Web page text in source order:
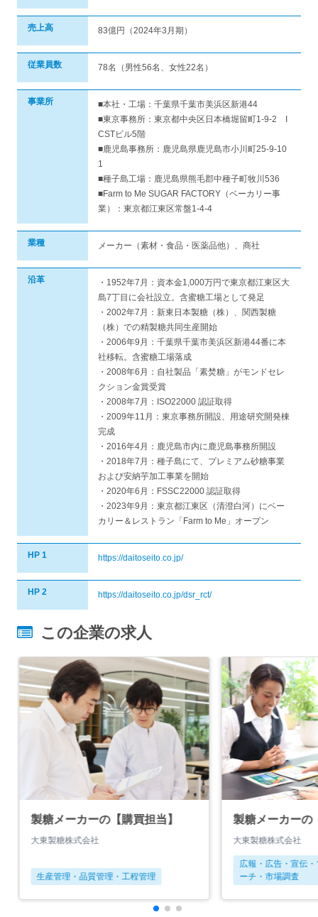
売上高 83億円（2024年3月期）
従業員数 78名（男性56名、女性22名）
事業所
■本社・工場：千葉県千葉市美浜区新港44
■東京事務所：東京都中央区日本橋堀留町1-9-2 I
CSTビル5階
■鹿児島事務所：鹿児島県鹿児島市小川町25-9-10
1
■種子島工場：鹿児島県熊毛郡中種子町牧川536
■Farm to Me SUGAR FACTORY（ベーカリー事
業）：東京都江東区常盤1-4-4
業種 メーカー（素材・食品・医薬品他）、商社
沿革
・1952年7月：資本金1,000万円で東京都江東区大
島7丁目に会社設立。含蜜糖工場として発足
・2002年7月：新東日本製糖（株）、関西製糖
（株）での精製糖共同生産開始
・2006年9月：千葉県千葉市美浜区新港44番に本
社移転。含蜜糖工場落成
・2008年6月：自社製品「素焚糖」がモンドセレ
クション金賞受賞
・2008年7月：ISO22000 認証取得
・2009年11月：東京事務所開設、用途研究開発棟
完成
・2016年4月：鹿児島市内に鹿児島事務所開設
・2018年7月：種子島にて、プレミアム砂糖事業
および安納芋加工事業を開始
・2020年6月：FSSC22000 認証取得
・2023年9月：東京都江東区（清澄白河）にベー
カリー＆レストラン「Farm to Me」オープン
HP 1 https://daitoseito.co.jp/
HP 2 https://daitoseito.co.jp/dsr_rct/
この企業の求人
製糖メーカーの【購買担当】
大東製糖株式会社
生産管理・品質管理・工程管理
製糖メーカーの
大東製糖株式会社
広報・広告・宣伝
ーチ・市場調査